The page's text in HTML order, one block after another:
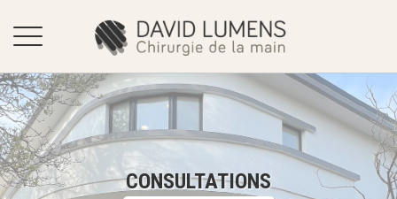
ACCUEIL
DR DAVID LUMENS
FORMATION & SPÉCIALISATIONS
CONSULTATIONS